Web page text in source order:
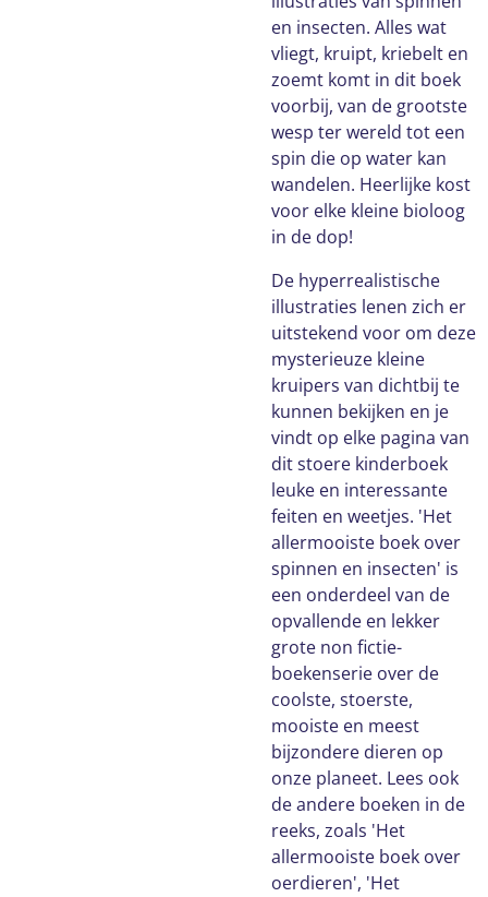
en insecten. Alles wat
vliegt, kruipt, kriebelt en
zoemt komt in dit boek
voorbij, van de grootste
wesp ter wereld tot een
spin die op water kan
wandelen. Heerlijke kost
voor elke kleine bioloog
in de dop!
De hyperrealistische
illustraties lenen zich er
uitstekend voor om deze
mysterieuze kleine
kruipers van dichtbij te
kunnen bekijken en je
vindt op elke pagina van
dit stoere kinderboek
leuke en interessante
feiten en weetjes. 'Het
allermooiste boek over
spinnen en insecten' is
een onderdeel van de
opvallende en lekker
grote non fictie-
boekenserie over de
coolste, stoerste,
mooiste en meest
bijzondere dieren op
onze planeet. Lees ook
de andere boeken in de
reeks, zoals 'Het
allermooiste boek over
oerdieren', 'Het